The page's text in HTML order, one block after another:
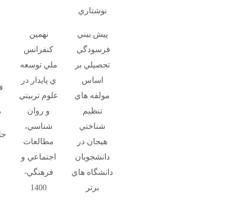
نوشتاري
پيش بيني
فرسودگي
تحصيلي بر
اساس
مولفه هاي
تنظيم
شناختي
هيجان در
دانشجويان
دانشگاه هاي
برتر
نهمين
كنفرانس
ملي توسعه
ي پايدار در
علوم تربيتي
و روان
شناسي،
مطالعات
اجتماعي و
فرهنگي-
1400